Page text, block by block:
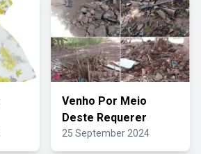
Venho Por Meio
Deste Requerer
25 September 2024